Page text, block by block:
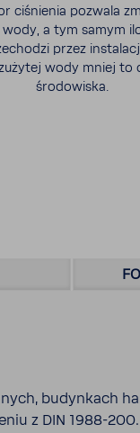
ciśnienia pozwala
wody, a tym samym
przez
wody mniej to
środo­wiska.
budyn­kach
z DIN 1988-​